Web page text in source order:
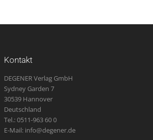
Kontakt
DEGENER Verlag GmbH
Sydney Garden 7
30539 Hannover
Deutschland
Tel.: 0511-963 60 0
E-Mail: info@degener.de